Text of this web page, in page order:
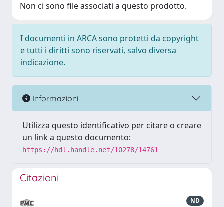
Non ci sono file associati a questo prodotto.
I documenti in ARCA sono protetti da copyright
e tutti i diritti sono riservati, salvo diversa
indicazione.
Informazioni
Utilizza questo identificativo per citare o creare
un link a questo documento:
https://hdl.handle.net/10278/14761
Citazioni
ND